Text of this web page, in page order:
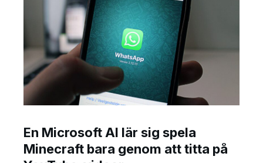
En Microsoft AI lär sig spela
Minecraft bara genom att titta på